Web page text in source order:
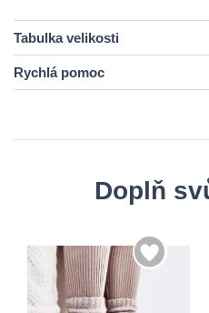
Tabulka velikosti
Rychlá pomoc
Doplň